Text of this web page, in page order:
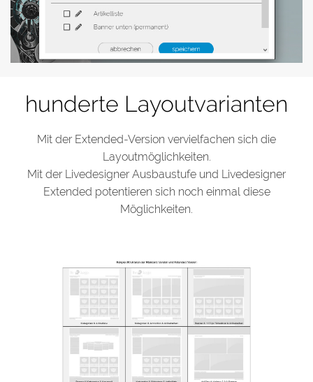
hunderte Layoutvarianten
Mit der Extended-Version vervielfachen sich die
Layoutmöglichkeiten.
Mit der Livedesigner Ausbaustufe und Livedesigner
Extended potentieren sich noch einmal diese
Möglichkeiten.